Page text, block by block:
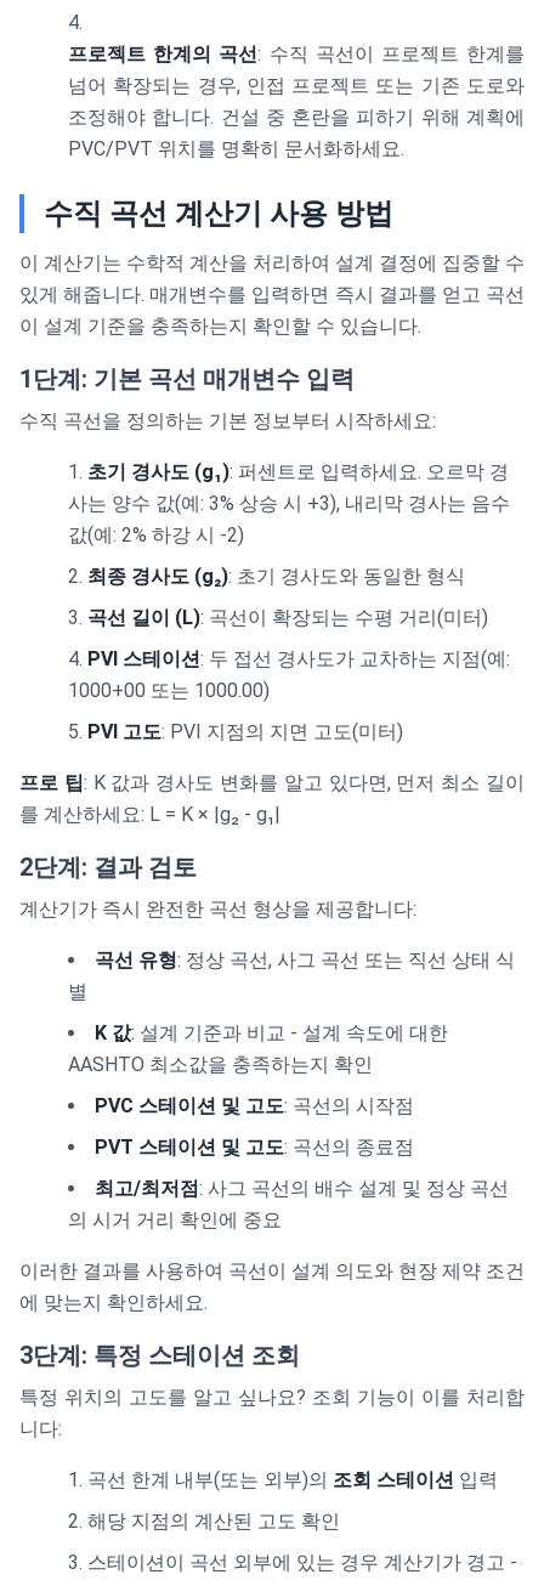
프로젝트 한계의 곡선: 수직 곡선이 프로젝트 한계를
넘어 확장되는 경우, 인접 프로젝트 또는 기존 도로와
조정해야 합니다. 건설 중 혼란을 피하기 위해 계획에
PVC/PVT 위치를 명확히 문서화하세요.
수직 곡선 계산기 사용 방법
이 계산기는 수학적 계산을 처리하여 설계 결정에 집중할 수
있게 해줍니다. 매개변수를 입력하면 즉시 결과를 얻고 곡선
이 설계 기준을 충족하는지 확인할 수 있습니다.
1단계: 기본 곡선 매개변수 입력
수직 곡선을 정의하는 기본 정보부터 시작하세요:
초기 경사도 (g₁): 퍼센트로 입력하세요. 오르막 경
사는 양수 값(예: 3% 상승 시 +3), 내리막 경사는 음수
값(예: 2% 하강 시 -2)
최종 경사도 (g₂): 초기 경사도와 동일한 형식
곡선 길이 (L): 곡선이 확장되는 수평 거리(미터)
PVI 스테이션: 두 접선 경사도가 교차하는 지점(예:
1000+00 또는 1000.00)
PVI 고도: PVI 지점의 지면 고도(미터)
프로 팁: K 값과 경사도 변화를 알고 있다면, 먼저 최소 길이
를 계산하세요: L = K × |g₂ - g₁|
2단계: 결과 검토
계산기가 즉시 완전한 곡선 형상을 제공합니다:
곡선 유형: 정상 곡선, 사그 곡선 또는 직선 상태 식
별
K 값: 설계 기준과 비교 - 설계 속도에 대한
AASHTO 최소값을 충족하는지 확인
PVC 스테이션 및 고도: 곡선의 시작점
PVT 스테이션 및 고도: 곡선의 종료점
최고/최저점: 사그 곡선의 배수 설계 및 정상 곡선
의 시거 거리 확인에 중요
이러한 결과를 사용하여 곡선이 설계 의도와 현장 제약 조건
에 맞는지 확인하세요.
3단계: 특정 스테이션 조회
특정 위치의 고도를 알고 싶나요? 조회 기능이 이를 처리합
니다:
곡선 한계 내부(또는 외부)의 조회 스테이션 입력
해당 지점의 계산된 고도 확인
스테이션이 곡선 외부에 있는 경우 계산기가 경고 -